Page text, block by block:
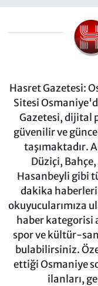
Hasret Gazetesi:
Sitesi
Gazetesi, dijital
güvenilir ve
taşımaktadır.
Düziçi,
Hasanbeyli gibi
dakika
okuyucularımıza
haber kategorisi
spor ve kültür-
bulabilirsiniz.
ettiği Osmaniye
ilanları,